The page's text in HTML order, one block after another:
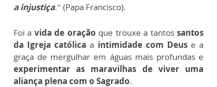
a injustiça.” (Papa Francisco).
Foi a vida de oração que trouxe a tantossantos
da Igreja católica a intimidade com Deuse a
graça de mergulhar em águas mais profundas e
experimentar as maravilhas de viver uma
aliança plena com o Sagrado.